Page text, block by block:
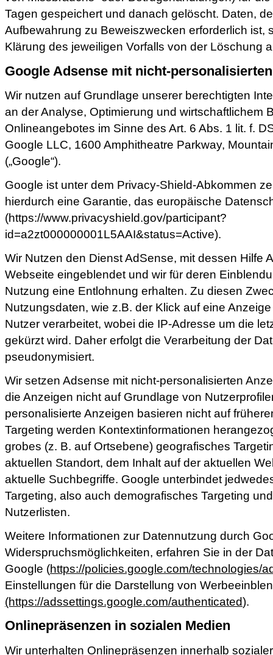
Tagen gespeichert und danach gelöscht. Daten,
Aufbewahrung zu Beweiszwecken erforderlich ist,
Klärung des jeweiligen Vorfalls von der Löschung
Google Adsense mit nicht-
Wir nutzen auf Grundlage unserer berechtigten
an der Analyse, Optimierung und wirtschaftlichem
Onlineangebotes im Sinne des Art. 6 Abs. 1 lit. f.
Google LLC, 1600 Amphitheatre Parkway,
(„Google“).
Google ist unter dem Privacy-Shield-Abkommen
hierdurch eine Garantie, das europäische
(https://www.privacyshield.gov/participant?
id=a2zt000000001L5AAI&status=Active).
Wir Nutzen den Dienst AdSense, mit dessen Hilfe
Webseite eingeblendet und wir für deren
Nutzung eine Entlohnung erhalten. Zu diesen
Nutzungsdaten, wie z.B. der Klick auf eine
Nutzer verarbeitet, wobei die IP-Adresse um die
gekürzt wird. Daher erfolgt die Verarbeitung der
pseudonymisiert.
Wir setzen Adsense mit nicht-personalisierten
die Anzeigen nicht auf Grundlage von
personalisierte Anzeigen basieren nicht auf
Targeting werden Kontextinformationen
grobes (z. B. auf Ortsebene) geografisches
aktuellen Standort, dem Inhalt auf der aktuellen
aktuelle Suchbegriffe. Google unterbindet
Targeting, also auch demografisches Targeting
Nutzerlisten.
Weitere Informationen zur Datennutzung durch
Widerspruchsmöglichkeiten, erfahren Sie in der
Google (https://policies.google.com/technologies/
Einstellungen für die Darstellung von
(https://adssettings.google.com/authenticated).
Onlinepräsenzen in sozialen Medien
Wir unterhalten Onlinepräsenzen innerhalb